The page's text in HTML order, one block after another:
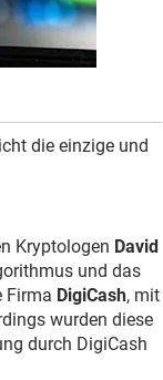
die einzige und
Kryptologen David
und das
Firma DigiCash, mit
wurden diese
durch DigiCash